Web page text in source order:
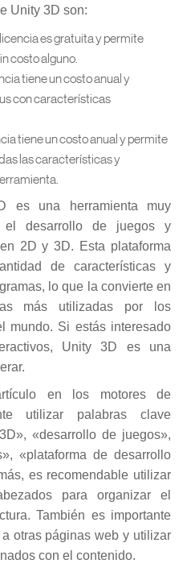
Unity 3D son:
es gratuita y permite
costo alguno.
tiene un costo anual y
con características
tiene un costo anual y permite
las características y
es una herramienta muy
el desarrollo de juegos y
2D y 3D. Esta plataforma
de características y
lo que la convierte en
más utilizadas por los
mundo. Si estás interesado
Unity 3D es una
en los motores de
utilizar palabras clave
«desarrollo de juegos»,
«plataforma de desarrollo
es recomendable utilizar
para organizar el
También es importante
otras páginas web y utilizar
con el contenido.